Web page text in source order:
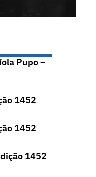
Pupo –
1452
1452
1452